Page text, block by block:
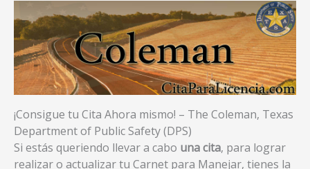
¡Consigue tu Cita Ahora mismo! – The Coleman, Texas
Department of Public Safety (DPS)
Si estás queriendo llevar a cabo una cita, para lograr
realizar o actualizar tu Carnet para Manejar, tienes la